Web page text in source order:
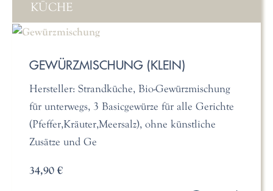
KÜCHE
GEWÜRZMISCHUNG (KLEIN)
Hersteller: Strandküche, Bio-Gewürzmischung
für unterwegs, 3 Basicgewürze für alle Gerichte
(Pfeffer,Kräuter,Meersalz), ohne künstliche
Zusätze und Ge
34,90 €